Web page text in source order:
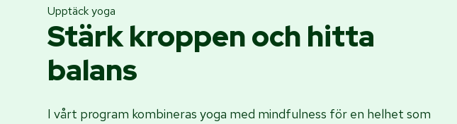
Upptäck yoga
Stärk kroppen och hitta
balans
I vårt program kombineras yoga med mindfulness för en helhet som